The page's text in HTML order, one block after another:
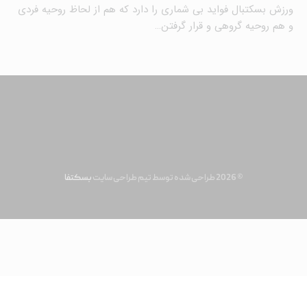
ورزش بسکتبال فواید بی شماری را دارد که هم از لحاظ روحیه فردی
و هم روحیه گروهی و قرار گرفتن…
© 2026 طراحی شده توسط تیم طراحی سایت بسکتفا